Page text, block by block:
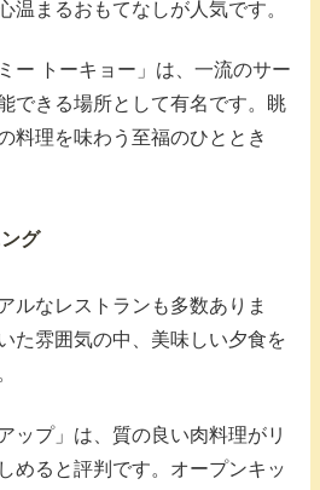
温まるおもてなしが人気です。
ー トーキョー」は、一流のサー
できる場所として有名です。眺
料理を味わう至福のひととき
グ
ルなレストランも多数ありま
た雰囲気の中、美味しい夕食を
ップ」は、質の良い肉料理がリ
めると評判です。オープンキッ